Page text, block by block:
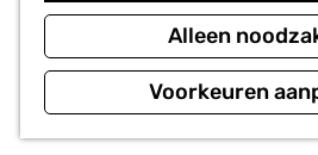
Alleen
Voorkeuren